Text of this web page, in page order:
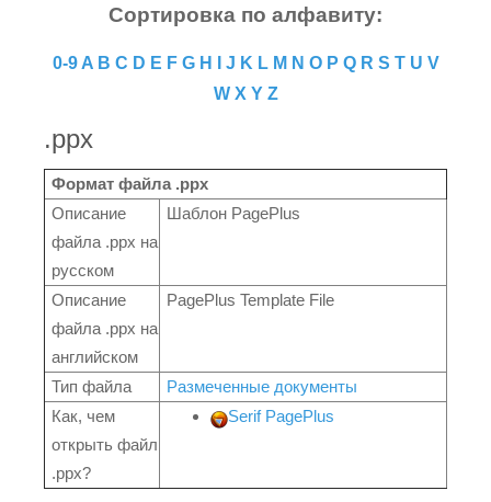
Сортировка по алфавиту:
0-9 A B C D E F G H J K L M N O P Q R S T U V
W X Y Z
.ppx
Формат файла .ppx
Описание
файла .ppx на
русском
Шаблон PagePlus
Описание
файла .ppx на
английском
PagePlus Template File
Тип файла
Размеченные документы
Как, чем
открыть файл
.ppx?
Serif PagePlus